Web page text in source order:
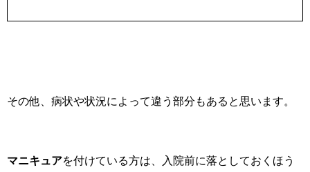
その他、病状や状況によって違う部分もあると思います。
マニキュアを付けている方は、入院前に落としておくほう